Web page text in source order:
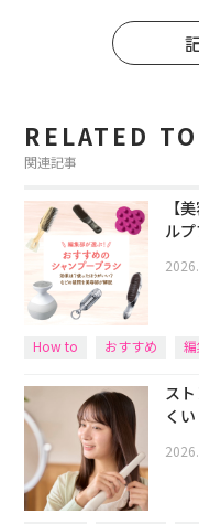
RELATED
関連記事
【
ル
How to おすすめ
ス
く